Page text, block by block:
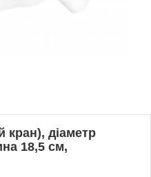
кран), діаметр
18,5 см,